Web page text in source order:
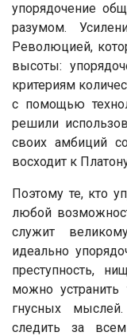
упорядочение
разумом.
Революцией,
высоты:
критериям
с помощью
решили
своих амбиций
восходит к
Поэтому те, кто
любой
служит
идеально
преступность,
можно устранить
гнусных
следить за